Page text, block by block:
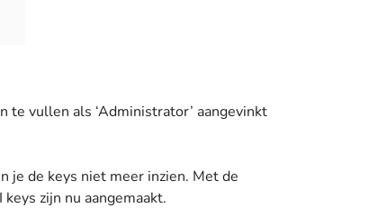
te vullen als ‘Administrator’ aangevinkt
je de keys niet meer inzien. Met de
zijn nu aangemaakt.